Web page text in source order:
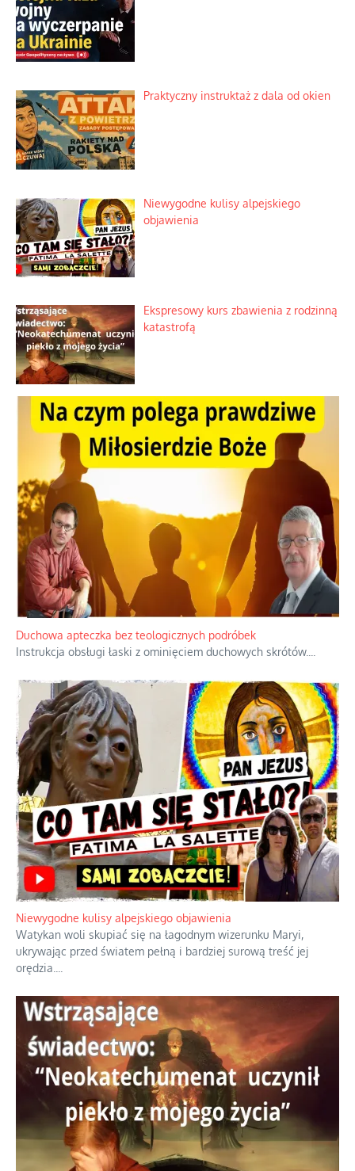
Praktyczny instruktaż z dala od okien
Niewygodne kulisy alpejskiego
objawienia
Ekspresowy kurs zbawienia z rodzinną
katastrofą
Duchowa apteczka bez teologicznych podróbek
Instrukcja obsługi łaski z ominięciem duchowych skrótów.
Niewygodne kulisy alpejskiego objawienia
Watykan woli skupiać się na łagodnym wizerunku Maryi,
ukrywając przed światem pełną i bardziej surową treść jej
orędzia.